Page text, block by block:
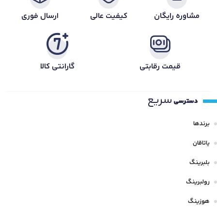
مشاوره رایگان کیفیت عالی ارسال فوری
قیمت رقابتی گارانتی کالا
دسترسی سریع
برندها
یاتاقان
بلبرینگ
رولبرینگ
هوزینگ